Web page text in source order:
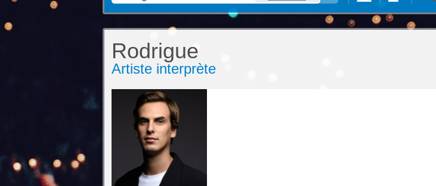
Rodrigue
Artiste interprète